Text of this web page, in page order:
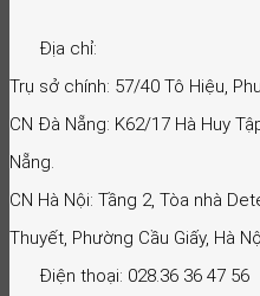
Địa chỉ:
Trụ sở chính: 57/40 Tô Hiệu,
CN Đà Nẵng: K62/17 Hà Huy
Nẵng.
CN Hà Nội: Tầng 2, Tòa nhà
Thuyết, Phường Cầu Giấy, Hà
Điện thoại: 028.36 36 47 56